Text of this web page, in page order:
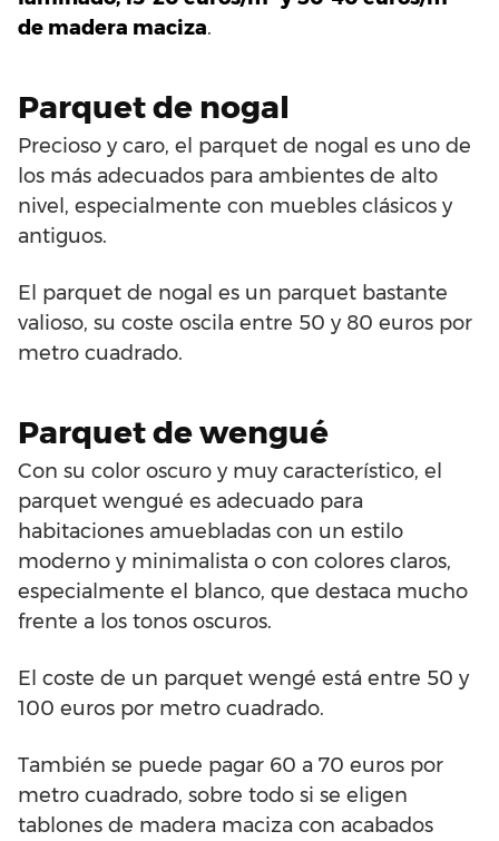
de madera maciza.
Parquet de nogal
Precioso y caro, el parquet de nogal es uno de
los más adecuados para ambientes de alto
nivel, especialmente con muebles clásicos y
antiguos.
El parquet de nogal es un parquet bastante
valioso, su coste oscila entre 50 y 80 euros por
metro cuadrado.
Parquet de wengué
Con su color oscuro y muy característico, el
parquet wengué es adecuado para
habitaciones amuebladas con un estilo
moderno y minimalista o con colores claros,
especialmente el blanco, que destaca mucho
frente a los tonos oscuros.
El coste de un parquet wengé está entre 50 y
100 euros por metro cuadrado.
También se puede pagar 60 a 70 euros por
metro cuadrado, sobre todo si se eligen
tablones de madera maciza con acabados